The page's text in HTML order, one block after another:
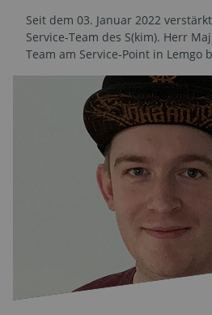
Seit dem 03. Januar 2022
Service-Team des S(kim). Herr
Team am Service-Point in Lemgo